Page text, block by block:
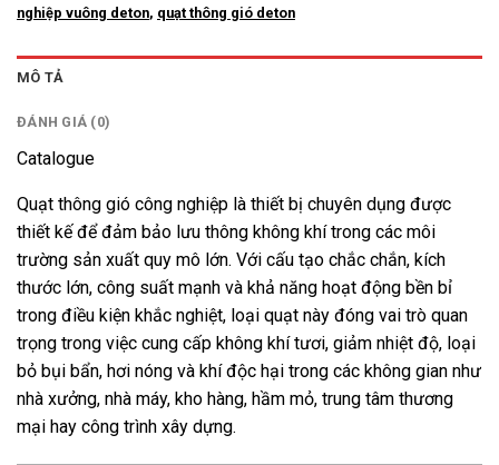
nghiệp vuông deton, quạt thông gió deton
MÔ TẢ
ĐÁNH GIÁ (0)
Catalogue
Quạt thông gió công nghiệp là thiết bị chuyên dụng được
thiết kế để đảm bảo lưu thông không khí trong các môi
trường sản xuất quy mô lớn. Với cấu tạo chắc chắn, kích
thước lớn, công suất mạnh và khả năng hoạt động bền bỉ
trong điều kiện khắc nghiệt, loại quạt này đóng vai trò quan
trọng trong việc cung cấp không khí tươi, giảm nhiệt độ, loại
bỏ bụi bẩn, hơi nóng và khí độc hại trong các không gian như
nhà xưởng, nhà máy, kho hàng, hầm mỏ, trung tâm thương
mại hay công trình xây dựng.